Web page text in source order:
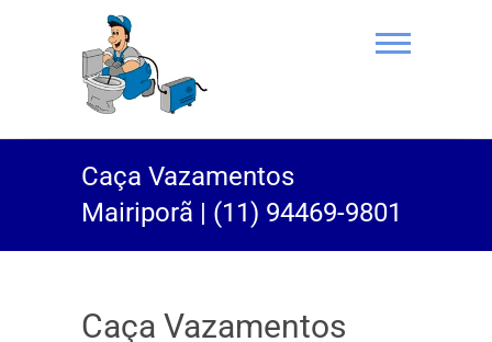
(11) 94469-
Desentupidora
Rei do Esgoto
Caça Vazamentos
Mairiporã | (11) 94469-9801
Caça Vazamentos